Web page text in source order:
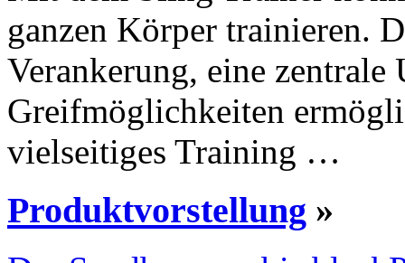
ganzen Körper trainieren.
Verankerung, eine
Greifmöglichkeiten
vielseitiges Training …
Produktvorstellung »